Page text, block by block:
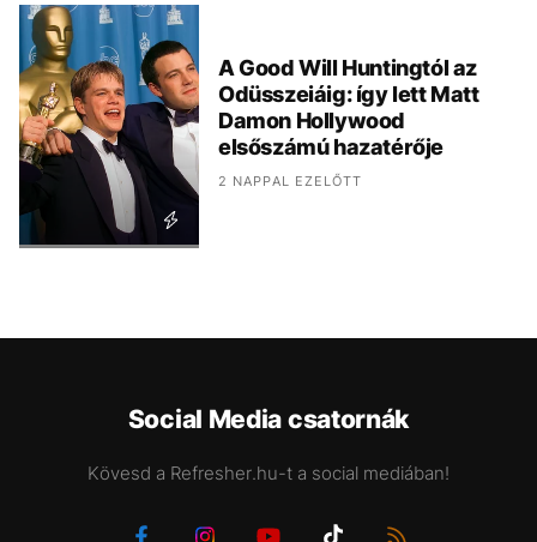
A Good Will Huntingtól az
Odüsszeiáig: így lett Matt
Damon Hollywood
elsőszámú hazatérője
2 NAPPAL EZELŐTT
Social Media csatornák
Kövesd a Refresher.hu-t a social mediában!